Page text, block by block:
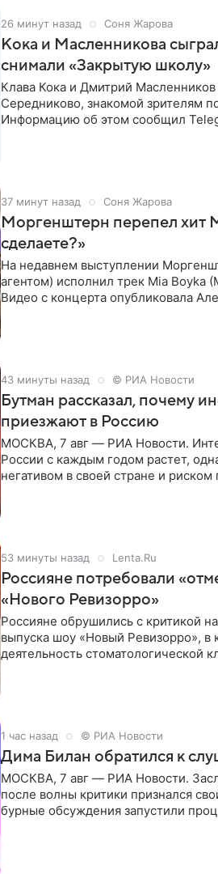
26 минут назад Соня Жарова
Кока и Масленникова
снимали «Закрытую школу»
Клава Кока и Дмитрий Масленников
Середниково, знакомой зрителям
Информацию об этом сообщил
37 минут назад Соня Жарова
Моргенштерн перепел хит
сделаете?»
На недавнем выступлении
агентом) исполнил трек Mia Boyka
Видео с концерта опубликовала
43 минуты назад © РИА Новости
Бутман рассказал, почему
приезжают в Россию
МОСКВА, 7 авг — РИА Новости.
России с каждым годом растет,
негативом в своей стране и
53 минуты назад Lenta.Ru
Россияне потребовали
«Нового Ревизорро»
Россияне обрушились с критикой
выпуска шоу «Новый Ревизорро», в
деятельность стоматологической
1 час назад © РИА Новости
Дима Билан обратился к
МОСКВА, 7 авг — РИА Новости.
после волны критики признался
бурные обсуждения запустили